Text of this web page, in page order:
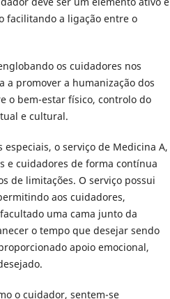
facilitando a ligação entre o
os cuidadores nos
a promover a humanização dos
o bem-estar físico, controlo do
e cultural.
o serviço de Medicina A,
e cuidadores de forma contínua
de limitações. O serviço possui
aos cuidadores,
uma cama junto da
o tempo que desejar sendo
apoio emocional,
o cuidador, sentem-se